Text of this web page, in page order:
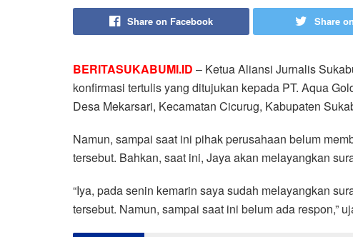
Share on Facebook Share
BERITASUKABUMI.ID – Ketua Aliansi Jurnalis
konfirmasi tertulis yang ditujukan kepada PT. Aqua
Desa Mekarsari, Kecamatan Cicurug, Kabupaten
Namun, sampai saat ini pihak perusahaan belum
tersebut. Bahkan, saat ini, Jaya akan melayangkan
“Iya, pada senin kemarin saya sudah melayangkan
tersebut. Namun, sampai saat ini belum ada respon,”